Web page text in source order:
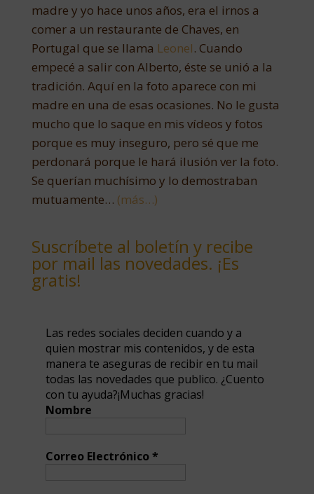
madre y yo hace unos años, era el irnos a
comer a un restaurante de Chaves, en
Portugal que se llama Leonel. Cuando
empecé a salir con Alberto, éste se unió a la
tradición. Aquí en la foto aparece con mi
madre en una de esas ocasiones. No le gusta
mucho que lo saque en mis vídeos y fotos
porque es muy inseguro, pero sé que me
perdonará porque le hará ilusión ver la foto.
Se querían muchísimo y lo demostraban
mutuamente… (más…)
Suscríbete al boletín y recibe
por mail las novedades. ¡Es
gratis!
Las redes sociales deciden cuando y a
quien mostrar mis contenidos, y de esta
manera te aseguras de recibir en tu mail
todas las novedades que publico. ¿Cuento
con tu ayuda?¡Muchas gracias!
Nombre
Correo Electrónico*